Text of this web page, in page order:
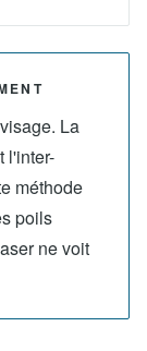
La
l'inter-
méthode
poils
ne voit